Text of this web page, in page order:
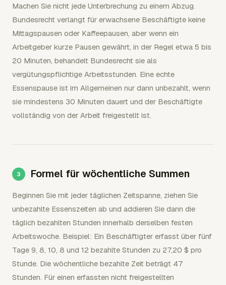
Machen Sie nicht jede Unterbrechung zu einem Abzug.
Bundesrecht verlangt für erwachsene Beschäftigte keine
Mittagspausen oder Kaffeepausen, aber wenn ein
Arbeitgeber kurze Pausen gewährt, in der Regel etwa 5 bis
20 Minuten, behandelt Bundesrecht sie als
vergütungspflichtige Arbeitsstunden. Eine echte
Essenspause ist im Allgemeinen nur dann unbezahlt, wenn
sie mindestens 30 Minuten dauert und der Beschäftigte
vollständig von der Arbeit freigestellt ist.
Formel für wöchentliche Summen
Beginnen Sie mit jeder täglichen Zeitspanne, ziehen Sie
unbezahlte Essenszeiten ab und addieren Sie dann die
täglich bezahlten Stunden innerhalb derselben festen
Arbeitswoche. Beispiel: Ein Beschäftigter erfasst über fünf
Tage 9, 8, 10, 8 und 12 bezahlte Stunden zu 27,20 $ pro
Stunde. Die wöchentliche bezahlte Zeit beträgt 47
Stunden. Für einen erfassten nicht freigestellten